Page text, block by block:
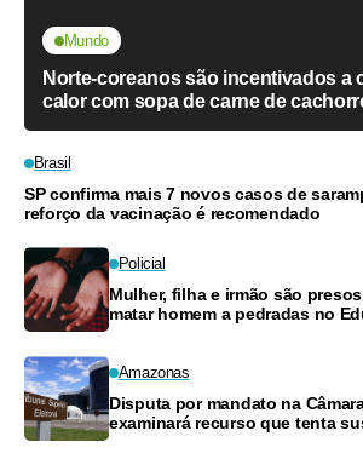
Mundo
Norte-coreanos são incentivados a
calor com sopa de carne de
Brasil
SP confirma mais 7 novos casos de
reforço da vacinação é recomendado
Policial
Mulher, filha e irmão são
matar homem a pedradas no
Amazonas
Disputa por mandato na
examinará recurso que tenta